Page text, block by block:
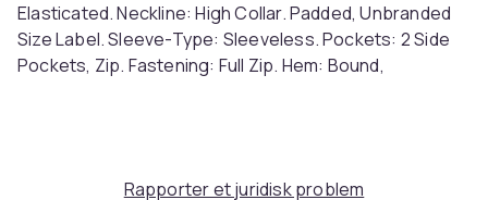
Elasticated. Neckline: High Collar. Padded, Unbranded
Size Label. Sleeve-Type: Sleeveless. Pockets: 2 Side
Pockets, Zip. Fastening: Full Zip. Hem: Bound,
Rapporter et juridisk problem